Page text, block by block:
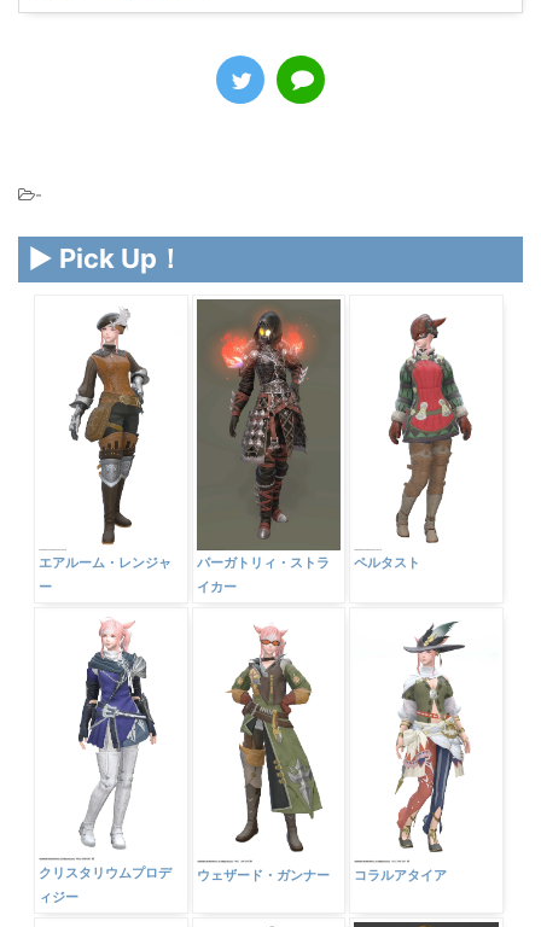
-
▶ Pick Up！
エアルーム・レンジャ
ー
パーガトリィ・ストラ
イカー
ペルタスト
クリスタリウムプロデ
ィジー
ウェザード・ガンナー コラルアタイア